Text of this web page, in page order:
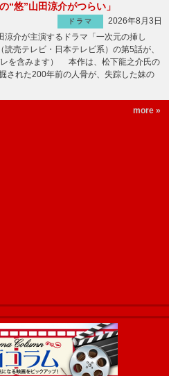
“悠”山田涼介がつらい」
ドラマ
2026年8月3日
介が主演するドラマ「一次元の挿し
読売テレビ・日本テレビ系）の第5話が、
を含みます） 本作は、松下龍之介氏の
された200年前の人骨が、失踪した妹の
more »